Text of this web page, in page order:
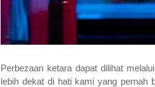
Perbezaan ketara dapat dilihat
lebih dekat di hati kami yang pernah